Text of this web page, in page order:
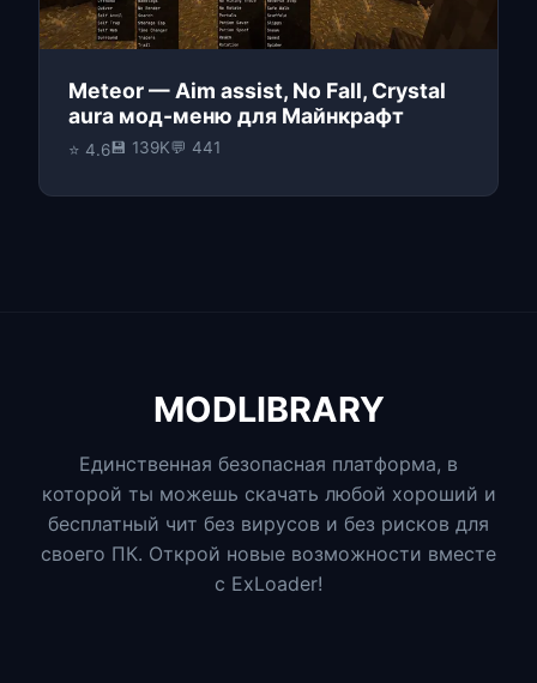
Meteor — Aim assist, No Fall, Crystal
aura мод-меню для Майнкрафт
⭐ 4.6💾 139K💬 441
MODLIBRARY
Единственная безопасная платформа, в
которой ты можешь скачать любой хороший и
бесплатный чит без вирусов и без рисков для
своего ПК. Открой новые возможности вместе
с ExLoader!